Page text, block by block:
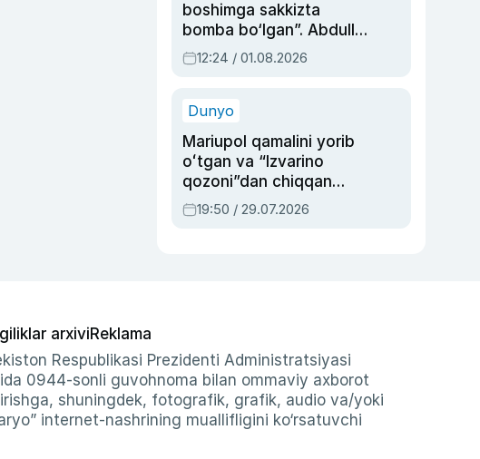
boshimga sakkizta
bomba bo‘lgan”. Abdulla
Oripovni siyosiy
ayblovlardan asrab
12:24 / 01.08.2026
Dunyo
Mariupol qamalini yorib
oʻtgan va “Izvarino
qozoni”dan chiqqan
qahramon — Ukraina
armiyasi bosh
19:50 / 29.07.2026
arxiviReklama
Respublikasi Prezidenti Administratsiyasi
0944-sonli guvohnoma bilan ommaviy axborot
shuningdek, fotografik, grafik, audio va/yoki
internet-nashrining muallifligini ko‘rsatuvchi